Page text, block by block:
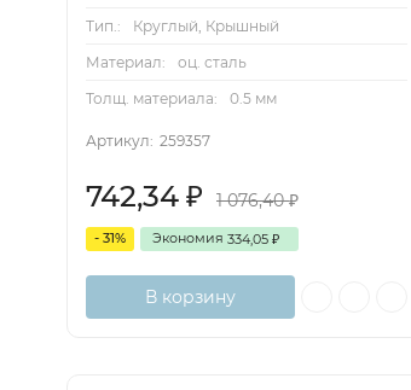
Тип.:
Круглый, Крышный
Материал:
оц. сталь
Толщ. материала:
0.5 мм
Артикул: 259357
742,34 ₽ 1 076,40₽
- 31% Экономия 334,05 ₽
В корзину